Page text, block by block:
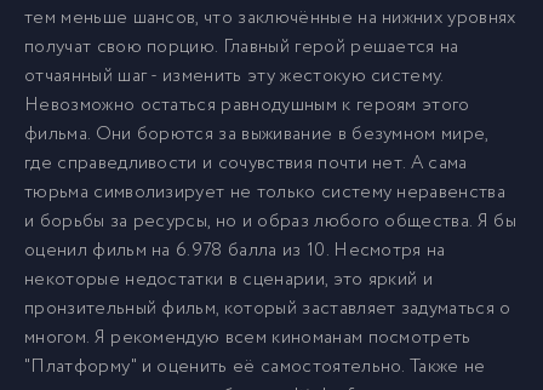
тем меньше шансов, что заключённые на нижних уровнях
получат свою порцию. Главный герой решается на
отчаянный шаг - изменить эту жестокую систему.
Невозможно остаться равнодушным к героям этого
фильма. Они борются за выживание в безумном мире,
где справедливости и сочувствия почти нет. А сама
тюрьма символизирует не только систему неравенства
и борьбы за ресурсы, но и образ любого общества. Я бы
оценил фильм на 6.978 балла из 10. Несмотря на
некоторые недостатки в сценарии, это яркий и
пронзительный фильм, который заставляет задуматься о
многом. Я рекомендую всем киноманам посмотреть
"Платформу" и оценить её самостоятельно. Также не